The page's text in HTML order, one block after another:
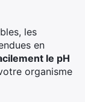
les
en
le pH
organisme